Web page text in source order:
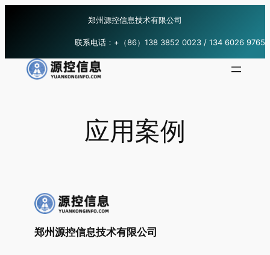
容
郑州源控信息技术有限公司
联系电话：+（86）138 3852 0023 / 134 6026 9765
应用案例
郑州源控信息技术有限公司